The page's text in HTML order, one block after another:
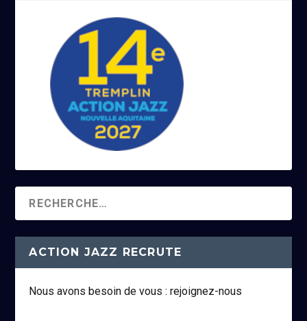
ACTION JAZZ RECRUTE
Nous avons besoin de vous : rejoignez-nous